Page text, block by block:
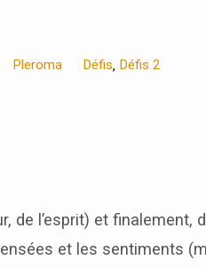
Pleroma Défis, Défis 2
l’esprit) et finalement,
et les sentiments